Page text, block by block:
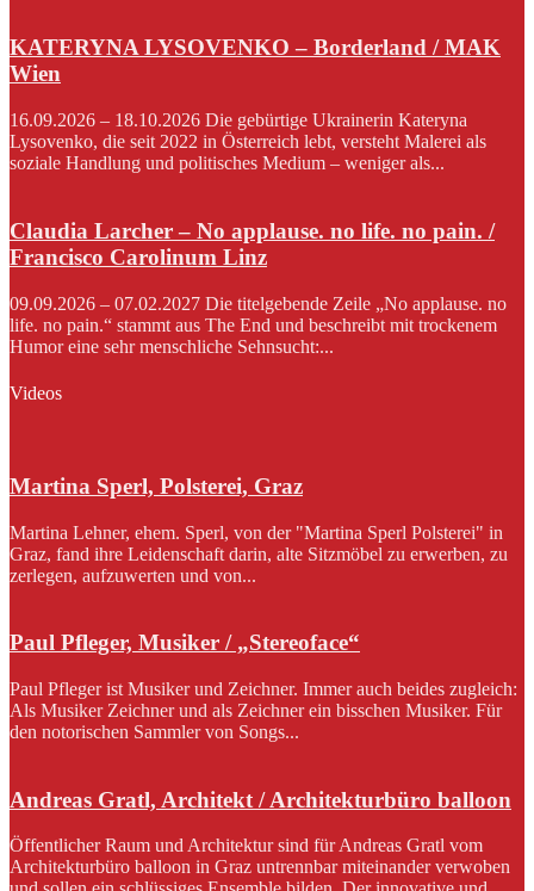
KATERYNA LYSOVENKO – Borderland / MAK
Wien
16.09.2026 – 18.10.2026 Die gebürtige Ukrainerin Kateryna
Lysovenko, die seit 2022 in Österreich lebt, versteht Malerei als
soziale Handlung und politisches Medium – weniger als...
Claudia Larcher – No applause. no life. no pain. /
Francisco Carolinum Linz
09.09.2026 – 07.02.2027 Die titelgebende Zeile „No applause. no
life. no pain.“ stammt aus The End und beschreibt mit trockenem
Humor eine sehr menschliche Sehnsucht:...
Videos
Martina Sperl, Polsterei, Graz
Martina Lehner, ehem. Sperl, von der "Martina Sperl Polsterei" in
Graz, fand ihre Leidenschaft darin, alte Sitzmöbel zu erwerben, zu
zerlegen, aufzuwerten und von...
Paul Pfleger, Musiker / „Stereoface“
Paul Pfleger ist Musiker und Zeichner. Immer auch beides zugleich:
Als Musiker Zeichner und als Zeichner ein bisschen Musiker. Für
den notorischen Sammler von Songs...
Andreas Gratl, Architekt / Architekturbüro balloon
Öffentlicher Raum und Architektur sind für Andreas Gratl vom
Architekturbüro balloon in Graz untrennbar miteinander verwoben